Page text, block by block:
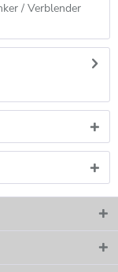
/ Verblender